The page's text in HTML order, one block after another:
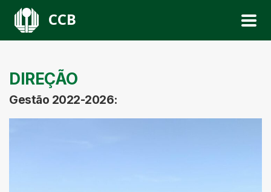
CCB
DIREÇÃO
Gestão 2022-2026: